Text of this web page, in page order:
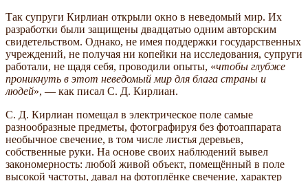
Так супруги Кирлиан открыли окно в неведомый мир. Их
разработки были защищены двадцатью одним авторским
свидетельством. Однако, не имея поддержки государственных
учреждений, не получая ни копейки на исследования, супруги
работали, не щадя себя, проводили опыты, «чтобы глубже
проникнуть в этот неведомый мир для блага страны и
людей», — как писал С. Д. Кирлиан.
С. Д. Кирлиан помещал в электрическое поле самые
разнообразные предметы, фотографируя без фотоаппарата
необычное свечение, в том числе листья деревьев,
собственные руки. На основе своих наблюдений вывел
закономерность: любой живой объект, помещённый в поле
высокой частоты, давал на фотоплёнке свечение, характер